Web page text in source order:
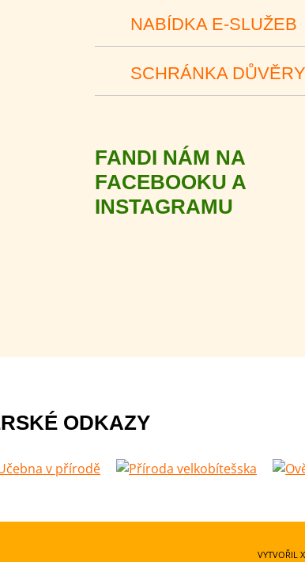
NABÍDKA E-SLUŽEB
SCHRÁNKA DŮVĚRY
FANDI NÁM NA
FACEBOOKU A
INSTAGRAMU
ODKAZY
VYTVOŘIL